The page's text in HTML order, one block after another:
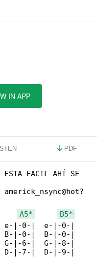
IN APP
PDF
ESTA FACIL AHÍ SE
americk_nsync@hot?
A5*
B5*
|-0-|  e-|-0-|
|-0-|  B-|-0-|
|-6-|  G-|-8-|
|-7-|  D-|-9-|